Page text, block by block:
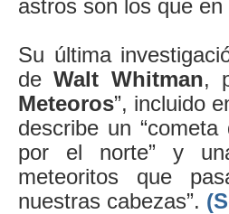
astros son los que
Su última
deWalt Whitman,
Meteoros”, incluido
describe un
por el norte” y
meteoritos que
nuestras cabezas”.